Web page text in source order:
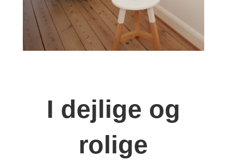
I dejlige og
rolige